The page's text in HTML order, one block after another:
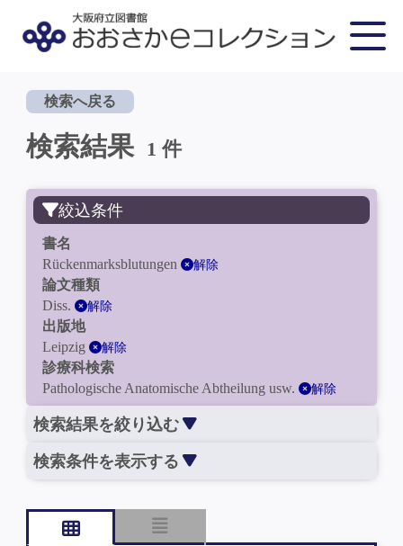
検索へ戻る
検索結果 1 件
絞込条件
書名
Rückenmarksblutungen
解除
論文種類
Diss.
解除
出版地
Leipzig
解除
診療科検索
Pathologische Anatomische Abtheilung usw.
解除
検索結果を絞り込む
検索条件を表示する